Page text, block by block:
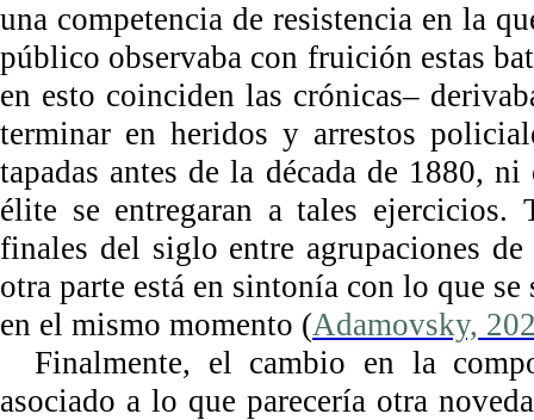
una competencia de resistencia en la
público observaba con fruición estas
en esto coinciden las crónicas–
terminar en heridos y arrestos
tapadas antes de la década de 1880,
élite se entregaran a tales
finales del siglo entre agrupaciones
otra parte está en sintonía con lo que
en el mismo momento (Adamovsky,
Finalmente, el cambio en la
asociado a lo que parecería otra